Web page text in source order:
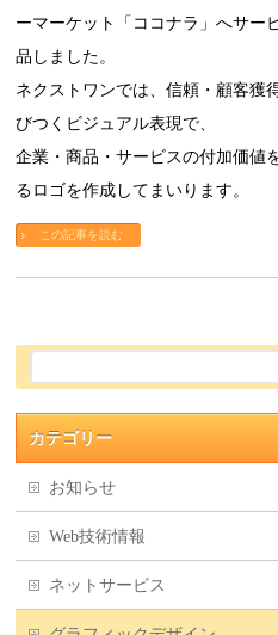
ーマーケット「ココナラ」へサー
品しました。
ネクストワンでは、信頼・顧客獲
びつくビジュアル表現で、
企業・商品・サービスの付加価値
るロゴを作成してまいります。
この記事を読む
カテゴリー
お知らせ
Web技術情報
ネットサービス